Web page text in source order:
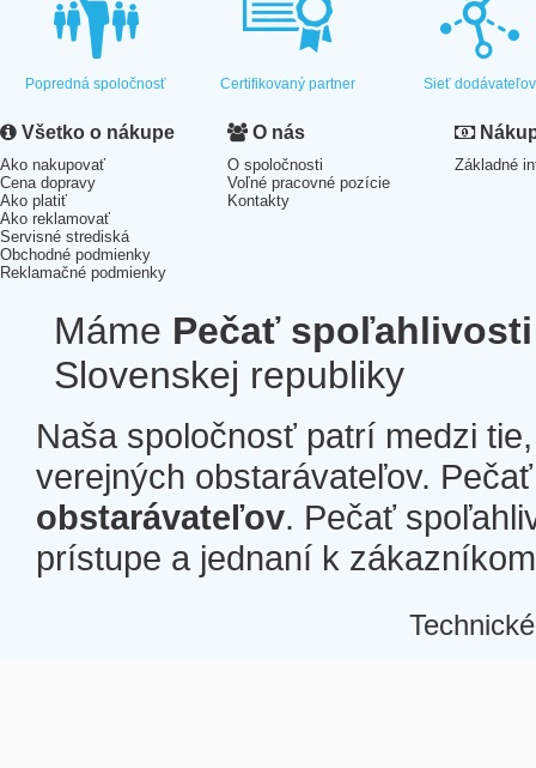
Popredná spoločnosť Certifikovaný partner Sieť dodávateľov
Všetko o nákupe
Ako nakupovať
Cena dopravy
Ako platiť
Ako reklamovať
Servisné strediská
Obchodné podmienky
Reklamačné podmienky
O nás
O spoločnosti
Voľné pracovné pozície
Kontakty
Základné
Máme Pečať spoľahlivosti
Slovenskej republiky
Naša spoločnosť patrí medzi
verejných obstarávateľov.
obstarávateľov. Pečať
prístupe a jednaní k